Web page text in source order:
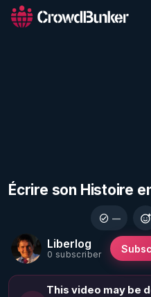
Écrire son Histoire
Liberlog
0 subscriber
—
This video may be